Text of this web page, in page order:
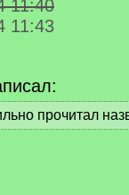
11:40
11:43
прочитал